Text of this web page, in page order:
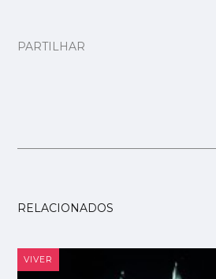
PARTILHAR
RELACIONADOS
VIVER